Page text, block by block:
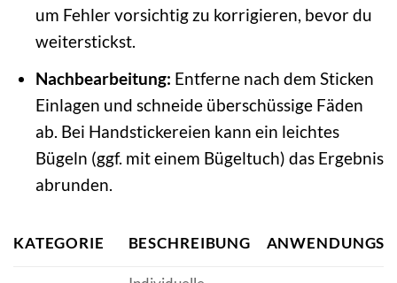
um Fehler vorsichtig zu korrigieren, bevor du
weiterstickst.
Nachbearbeitung: Entferne nach dem Sticken
Einlagen und schneide überschüssige Fäden
ab. Bei Handstickereien kann ein leichtes
Bügeln (ggf. mit einem Bügeltuch) das Ergebnis
abrunden.
KATEGORIE BESCHREIBUNG